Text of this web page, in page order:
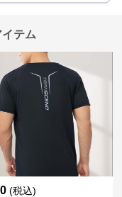
テム
(税込)